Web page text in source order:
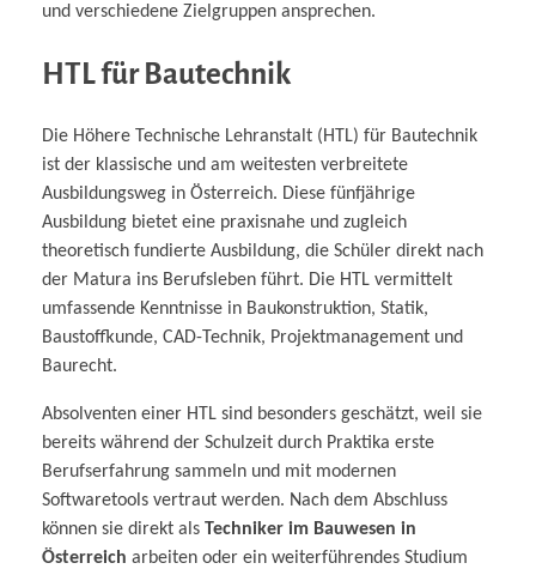
und verschiedene Zielgruppen ansprechen.
HTL für Bautechnik
Die Höhere Technische Lehranstalt (HTL) für Bautechnik
ist der klassische und am weitesten verbreitete
Ausbildungsweg in Österreich. Diese fünfjährige
Ausbildung bietet eine praxisnahe und zugleich
theoretisch fundierte Ausbildung, die Schüler direkt nach
der Matura ins Berufsleben führt. Die HTL vermittelt
umfassende Kenntnisse in Baukonstruktion, Statik,
Baustoffkunde, CAD-Technik, Projektmanagement und
Baurecht.
Absolventen einer HTL sind besonders geschätzt, weil sie
bereits während der Schulzeit durch Praktika erste
Berufserfahrung sammeln und mit modernen
Softwaretools vertraut werden. Nach dem Abschluss
können sie direkt als Techniker im Bauwesen in
Österreich arbeiten oder ein weiterführendes Studium